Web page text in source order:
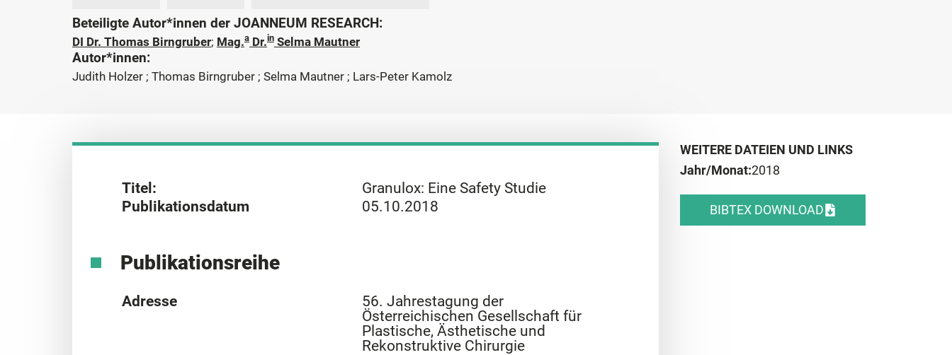
Beteiligte Autor*innen der JOANNEUM RESEARCH:
DI Dr. Thomas Birngruber; Mag.a Dr.in Selma Mautner
Autor*innen:
Judith Holzer ; Thomas Birngruber ; Selma Mautner ; Lars-Peter Kamolz
Titel:
Granulox: Eine Safety Studie
Publikationsdatum
05.10.2018
Publikationsreihe
Adresse
56. Jahrestagung der
Österreichischen Gesellschaft für
Plastische, Ästhetische und
Rekonstruktive Chirurgie
WEITERE DATEIEN UND LINKS
Jahr/Monat:2018
BIBTEX DOWNLOAD